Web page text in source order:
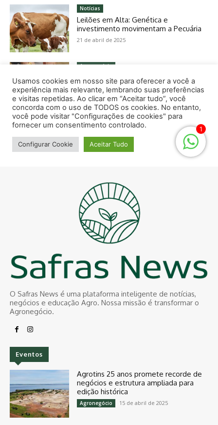
O Safras News é uma plataforma inteligente de notícias,
negócios e educação Agro. Nossa missão é transformar o
Agronegócio.
Eventos
Agrotins 25 anos promete recorde de
negócios e estrutura ampliada para
edição histórica
Agronegócio 15 de abril de 2025